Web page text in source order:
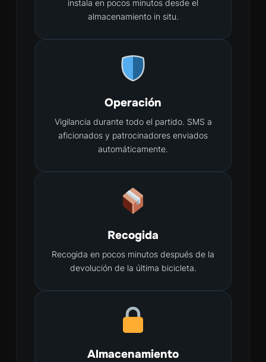
instala en pocos minutos desde el
almacenamiento in situ.
Operación
Vigilancia durante todo el partido. SMS a
aficionados y patrocinadores enviados
automáticamente.
Recogida
Recogida en pocos minutos después de la
devolución de la última bicicleta.
Almacenamiento